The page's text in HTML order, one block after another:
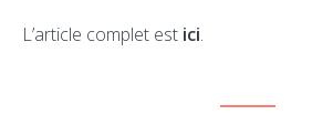
L’article complet est ici.